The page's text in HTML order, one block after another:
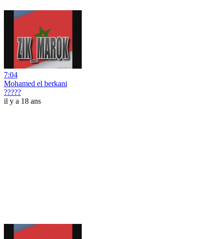
7:04
Mohamed el berkani
?????
il y a 18 ans